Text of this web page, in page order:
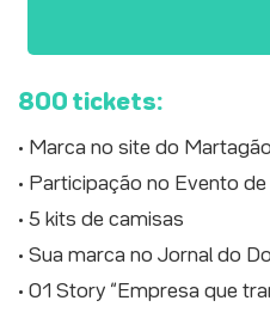
800 tickets:
• Marca no site do Martagão
• Participação no Evento
• 5 kits de camisas
• Sua marca no Jornal do
• 01 Story “Empresa que